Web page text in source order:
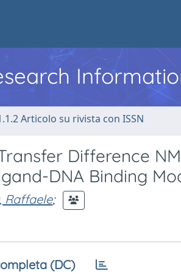
Articolo su rivista con ISSN
Difference
DNA Binding
Raffaele;
(DC)